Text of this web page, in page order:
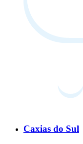
Caxias do Sul